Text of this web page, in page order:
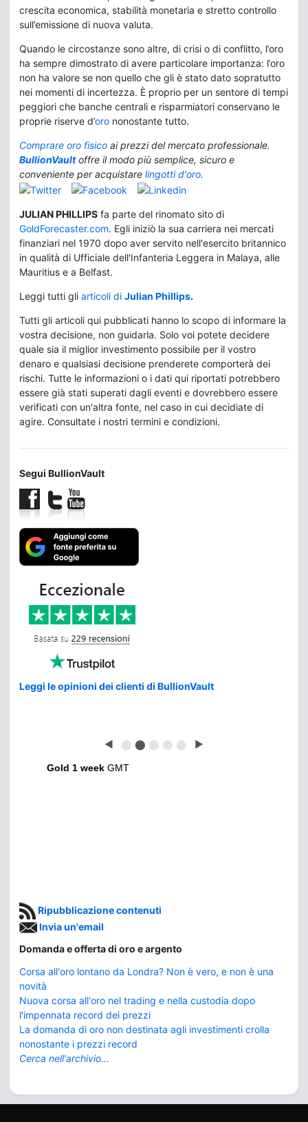
crescita economica, stabilità monetaria e stretto controllo
sull’emissione di nuova valuta.
Quando le circostanze sono altre, di crisi o di conflitto, l’oro
ha sempre dimostrato di avere particolare importanza: l’oro
non ha valore se non quello che gli è stato dato sopratutto
nei momenti di incertezza. È proprio per un sentore di tempi
peggiori che banche centrali e risparmiatori conservano le
proprie riserve d’oro nonostante tutto.
Comprare oro fisico ai prezzi del mercato professionale.
BullionVaultoffre il modo più semplice, sicuro e
conveniente per acquistare lingotti d'oro.
JULIAN PHILLIPS fa parte del rinomato sito di
GoldForecaster.com. Egli iniziò la sua carriera nei mercati
finanziari nel 1970 dopo aver servito nell'esercito britannico
in qualità di Ufficiale dell'Infanteria Leggera in Malaya, alle
Mauritius e a Belfast.
Leggi tutti gli articoli di Julian Phillips.
Tutti gli articoli qui pubblicati hanno lo scopo di informare la
vostra decisione, non guidarla. Solo voi potete decidere
quale sia il miglior investimento possibile per il vostro
denaro e qualsiasi decisione prenderete comporterà dei
rischi. Tutte le informazioni o i dati qui riportati potrebbero
essere già stati superati dagli eventi e dovrebbero essere
verificati con un'altra fonte, nel caso in cui decidiate di
agire. Consultate i nostri termini e condizioni.
Segui BullionVault
Leggi le opinioni dei clienti di BullionVault
◀ ⬤ ⬤ ⬤ ⬤ ⬤ ▶
Gold 1 week GMT
Ripubblicazione contenuti
Invia un'email
Domanda e offerta di oro e argento
Corsa all'oro lontano da Londra? Non è vero, e non è una
novità
Nuova corsa all'oro nel trading e nella custodia dopo
l'impennata record dei prezzi
La domanda di oro non destinata agli investimenti crolla
nonostante i prezzi record
Cerca nell'archivio...